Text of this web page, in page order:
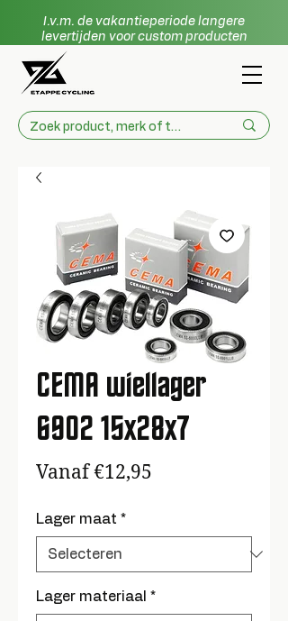
I.v.m. de vakantieperiode langere
levertijden voor custom producten
CEMA wiellager
6902 15x28x7
Vanaf€12,95
Lager maat *
Lager materiaal *